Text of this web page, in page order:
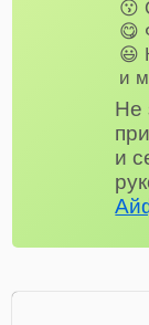
😗
😋
😃
и
Не
и